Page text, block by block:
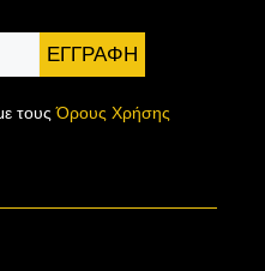
τουςΌρους Χρήσης